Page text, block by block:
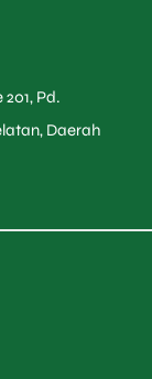
Pd.
Daerah